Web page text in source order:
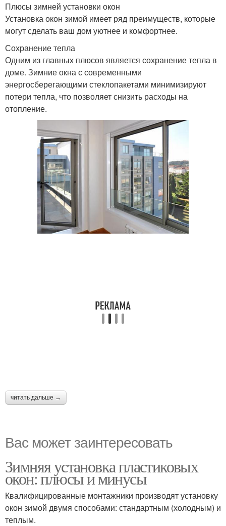
Плюсы зимней установки окон
Установка окон зимой имеет ряд преимуществ, которые
могут сделать ваш дом уютнее и комфортнее.
Сохранение тепла
Одним из главных плюсов является сохранение тепла в
доме. Зимние окна с современными
энергосберегающими стеклопакетами минимизируют
потери тепла, что позволяет снизить расходы на
отопление.
читать дальше →
Вас может заинтересовать
Зимняя установка пластиковых
окон: плюсы и минусы
Квалифицированные монтажники производят установку
окон зимой двумя способами: стандартным (холодным) и
теплым.